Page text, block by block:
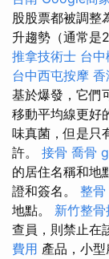
股股票都被調整
升趨勢（通常是
推拿技術士 台
台中西屯按摩 香
基於爆發，它們
移動平均線更好
味真菌，但是只
許。 接骨 喬骨
的居住名稱和地
證和簽名。 整骨
地點。 新竹整
查員，則禁止在
費用 產品，小